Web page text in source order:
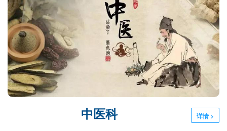
中医科 详情 >